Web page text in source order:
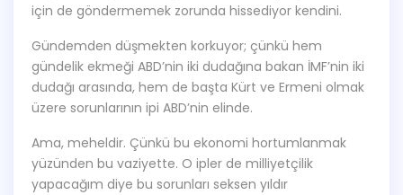
için de göndermemek zorunda hissediyor kendini.
Gündemden düşmekten korkuyor; çünkü hem
gündelik ekmeği ABD’nin iki dudağına bakan İMF’nin iki
dudağı arasında, hem de başta Kürt ve Ermeni olmak
üzere sorunlarının ipi ABD’nin elinde.
Ama, meheldir. Çünkü bu ekonomi hortumlanmak
yüzünden bu vaziyette. O ipler de milliyetçilik
yapacağım diye bu sorunları seksen yıldır